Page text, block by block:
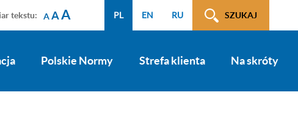
SZUKAJ
PL EN RU
tekstu: AAA
Polskie Normy Strefa klienta Na skróty